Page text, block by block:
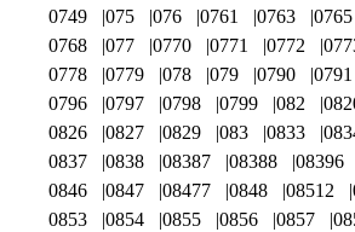
0749
075 076 0761 0763 0765
0768
077 0770 0771 0772
0778
0779 078 079 0790 0791
0796
0797 0798 0799 082
0826
0827 0829 083 0833
0837
0838 08387 08388 08396
0846
0847 08477 0848 08512
0853
0854 0855 0856 0857